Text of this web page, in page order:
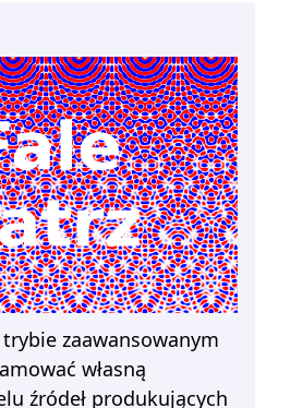
zaawansowanym
własną
źródeł produkujących